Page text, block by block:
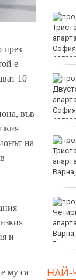
през
е
10
във
на
и
му са
чист
НАЙ-